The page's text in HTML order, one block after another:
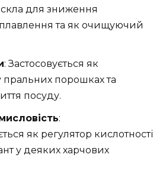
скла для зниження
та як очищуючий
: Застосовується як
порошках та
посуду.
:
як регулятор кислотності
у деяких харчових